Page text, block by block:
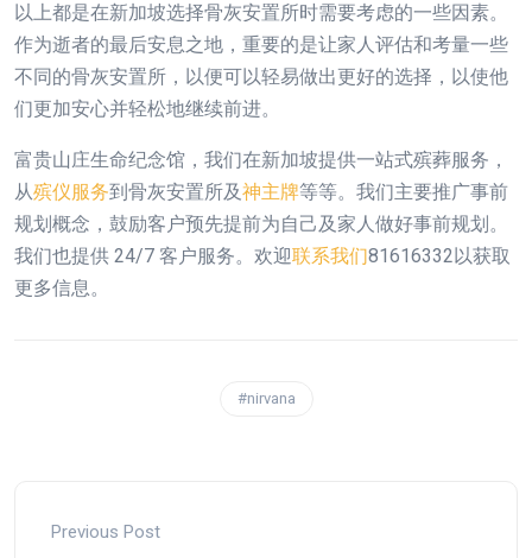
以上都是在新加坡选择骨灰安置所时需要考虑的一些因素。
作为逝者的最后安息之地，重要的是让家人评估和考量一些
不同的骨灰安置所，以便可以轻易做出更好的选择，以使他
们更加安心并轻松地继续前进。
富贵山庄生命纪念馆，我们在新加坡提供一站式殡葬服务，
从殡仪服务到骨灰安置所及神主牌等等。我们主要推广事前
规划概念，鼓励客户预先提前为自己及家人做好事前规划。
我们也提供 24/7 客户服务。欢迎联系我们81616332以获取
更多信息。
#nirvana
Previous Post